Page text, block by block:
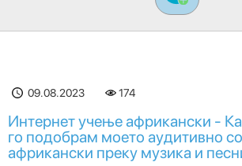
09.08.2023 174
Интернет учење африкански -
го подобрам моето аудитивно
африкански преку музика и